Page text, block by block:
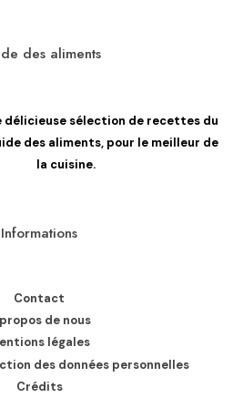
des aliments
délicieuse sélection de recettes du
des aliments, pour le meilleur de
la cuisine.
Informations
Contact
de nous
légales
des données personnelles
Crédits